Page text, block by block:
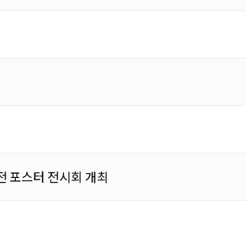
포스터 전시회 개최